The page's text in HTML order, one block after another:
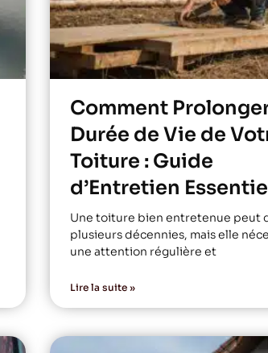
Comment
Durée de Vie de
Toiture : Guide
d’Entretien
Une toiture bien entretenue peut
plusieurs décennies, mais elle
une attention régulière et
Lire la suite »